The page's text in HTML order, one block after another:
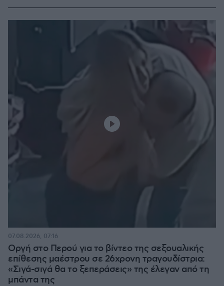
Οργή στο Περού για το βίντεο της σεξουαλικής
επίθεσης μαέστρου σε 26χρονη τραγουδίστρια:
«Σιγά-σιγά θα το ξεπεράσεις» της έλεγαν από τη
μπάντα της
07.08.2026, 07:16